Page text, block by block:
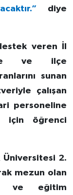
diye
veren İl
ve ilçe
sunan
çalışan
personeline
için öğrenci
Üniversitesi 2.
mezun olan
ve eğitim